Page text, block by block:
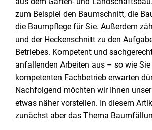
zum Beispiel den Baumschnitt, die
die Baumpflege für Sie. Außerdem
und der Heckenschnitt zu den
Betriebes. Kompetent und
anfallenden Arbeiten aus – so wie
kompetenten Fachbetrieb erwarten
Nachfolgend möchten wir Ihnen
etwas näher vorstellen. In diesem
zunächst aber das Thema